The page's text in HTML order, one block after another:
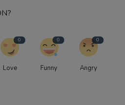
0
Love
0
Funny
0
Angry